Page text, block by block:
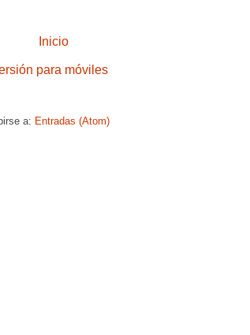
Inicio
para móviles
a: Entradas (Atom)